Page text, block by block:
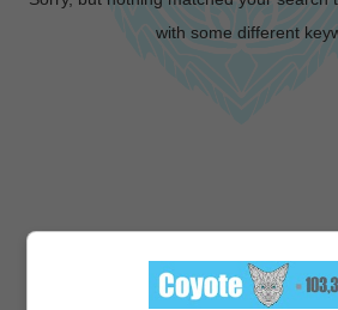
with some different